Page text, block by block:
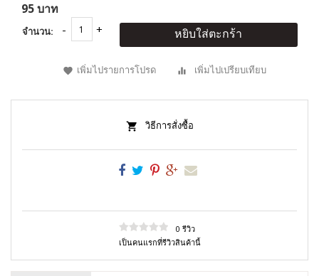
95 บาท
จำนวน: หยิบใส่ตะกร้า
เพิ่มไปรายการโปรด เพิ่มไปเปรียบเทียบ
วิธีการสั่งซื้อ
0 รีวิว
เป็นคนแรกที่รีวิวสินค้านี้